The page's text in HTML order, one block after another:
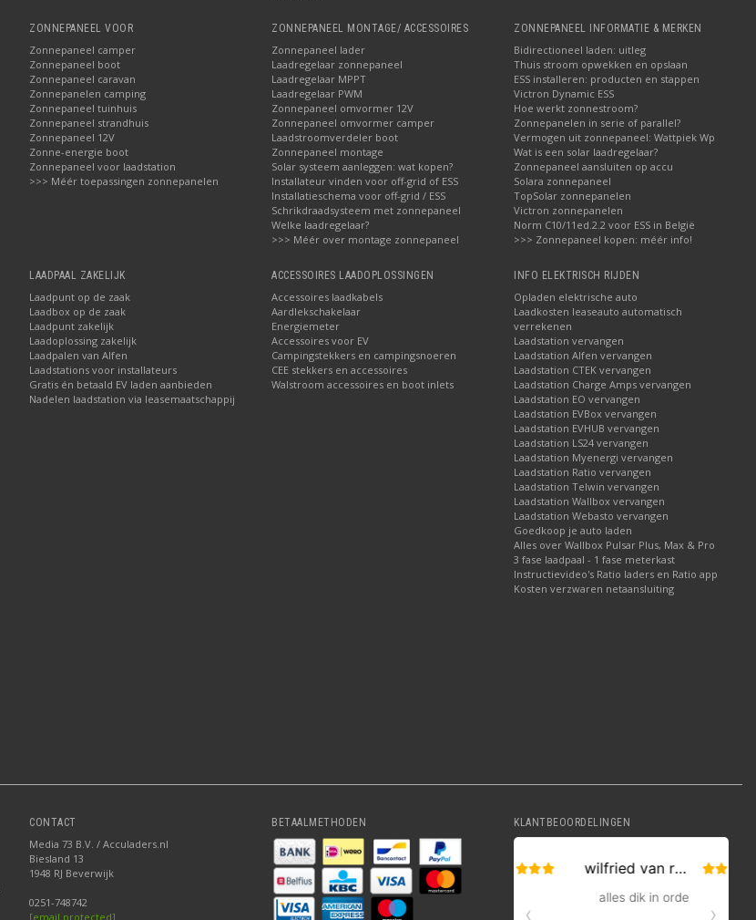
ZONNEPANEEL VOOR
Zonnepaneel camper
Zonnepaneel boot
Zonnepaneel caravan
Zonnepanelen camping
Zonnepaneel tuinhuis
Zonnepaneel strandhuis
Zonnepaneel 12V
Zonne-energie boot
Zonnepaneel voor laadstation
>>> Méér toepassingen zonnepanelen
ZONNEPANEEL MONTAGE/ ACCESSOIRES
Zonnepaneel lader
Laadregelaar zonnepaneel
Laadregelaar MPPT
Laadregelaar PWM
Zonnepaneel omvormer 12V
Zonnepaneel omvormer camper
Laadstroomverdeler boot
Zonnepaneel montage
Solar systeem aanleggen: wat kopen?
Installateur vinden voor off-grid of ESS
Installatieschema voor off-grid / ESS
Schrikdraadsysteem met zonnepaneel
Welke laadregelaar?
>>> Méér over montage zonnepaneel
ZONNEPANEEL INFORMATIE & MERKEN
Bidirectioneel laden: uitleg
Thuis stroom opwekken en opslaan
ESS installeren: producten en stappen
Victron Dynamic ESS
Hoe werkt zonnestroom?
Zonnepanelen in serie of parallel?
Vermogen uit zonnepaneel: Wattpiek Wp
Wat is een solar laadregelaar?
Zonnepaneel aansluiten op accu
Solara zonnepaneel
TopSolar zonnepanelen
Victron zonnepanelen
Norm C10/11ed.2.2 voor ESS in België
>>> Zonnepaneel kopen: méér info!
LAADPAAL ZAKELIJK
Laadpunt op de zaak
Laadbox op de zaak
Laadpunt zakelijk
Laadoplossing zakelijk
Laadpalen van Alfen
Laadstations voor installateurs
Gratis én betaald EV laden aanbieden
Nadelen laadstation via leasemaatschappij
ACCESSOIRES LAADOPLOSSINGEN
Accessoires laadkabels
Aardlekschakelaar
Energiemeter
Accessoires voor EV
Campingstekkers en campingsnoeren
CEE stekkers en accessoires
Walstroom accessoires en boot inlets
INFO ELEKTRISCH RIJDEN
Opladen elektrische auto
Laadkosten leaseauto automatisch
verrekenen
Laadstation vervangen
Laadstation Alfen vervangen
Laadstation CTEK vervangen
Laadstation Charge Amps vervangen
Laadstation EO vervangen
Laadstation EVBox vervangen
Laadstation EVHUB vervangen
Laadstation LS24 vervangen
Laadstation Myenergi vervangen
Laadstation Ratio vervangen
Laadstation Telwin vervangen
Laadstation Wallbox vervangen
Laadstation Webasto vervangen
Goedkoop je auto laden
Alles over Wallbox Pulsar Plus, Max & Pro
3 fase laadpaal - 1 fase meterkast
Instructievideo's Ratio laders en Ratio app
Kosten verzwaren netaansluiting
CONTACT
Media 73 B.V. / Acculaders.nl
Biesland 13
1948 RJ Beverwijk
0251-748742
[email protected]
BETAALMETHODEN KLANTBEOORDELINGEN